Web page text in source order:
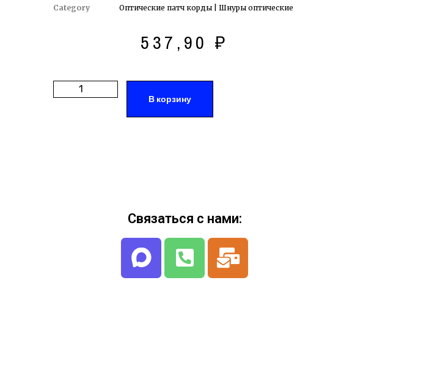
Category
Оптические патч корды | Шнуры оптические
537,90₽
В корзину
Связаться с нами: